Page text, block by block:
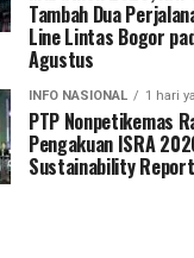
Tambah Dua
Line Lintas Bogor
Agustus
INFO NASIONAL 1 hari
PTP Nonpetikemas
Pengakuan ISRA
Sustainability Report